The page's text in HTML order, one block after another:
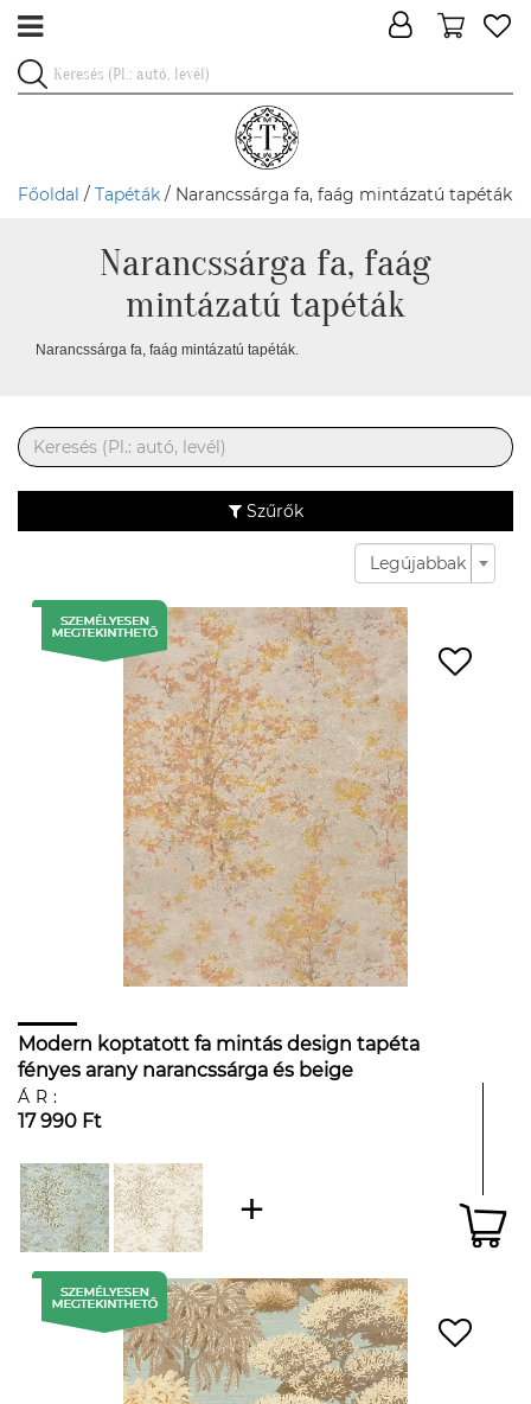
Főoldal / Tapéták / Narancssárga fa, faág mintázatú tapéták
Narancssárga fa, faág
mintázatú tapéták
Narancssárga fa, faág mintázatú tapéták.
Szűrők
Legújabbak
Modern koptatott fa mintás design tapéta
fényes arany narancssárga és beige
színvilágban
ÁR:
17 990 Ft